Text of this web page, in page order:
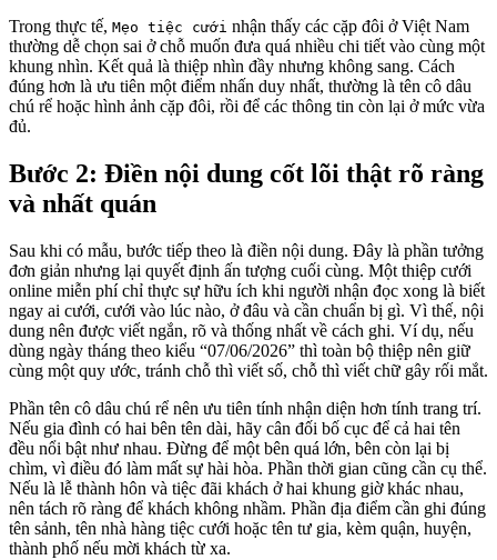
Trong thực tế, Mẹo tiệc cưới nhận thấy các cặp đôi ở Việt Nam
thường dễ chọn sai ở chỗ muốn đưa quá nhiều chi tiết vào cùng một
khung nhìn. Kết quả là thiệp nhìn đầy nhưng không sang. Cách
đúng hơn là ưu tiên một điểm nhấn duy nhất, thường là tên cô dâu
chú rể hoặc hình ảnh cặp đôi, rồi để các thông tin còn lại ở mức vừa
đủ.
Bước 2: Điền nội dung cốt lõi thật rõ ràng
và nhất quán
Sau khi có mẫu, bước tiếp theo là điền nội dung. Đây là phần tưởng
đơn giản nhưng lại quyết định ấn tượng cuối cùng. Một thiệp cưới
online miễn phí chỉ thực sự hữu ích khi người nhận đọc xong là biết
ngay ai cưới, cưới vào lúc nào, ở đâu và cần chuẩn bị gì. Vì thế, nội
dung nên được viết ngắn, rõ và thống nhất về cách ghi. Ví dụ, nếu
dùng ngày tháng theo kiểu “07/06/2026” thì toàn bộ thiệp nên giữ
cùng một quy ước, tránh chỗ thì viết số, chỗ thì viết chữ gây rối mắt.
Phần tên cô dâu chú rể nên ưu tiên tính nhận diện hơn tính trang trí.
Nếu gia đình có hai bên tên dài, hãy cân đối bố cục để cả hai tên
đều nổi bật như nhau. Đừng để một bên quá lớn, bên còn lại bị
chìm, vì điều đó làm mất sự hài hòa. Phần thời gian cũng cần cụ thể.
Nếu là lễ thành hôn và tiệc đãi khách ở hai khung giờ khác nhau,
nên tách rõ ràng để khách không nhầm. Phần địa điểm cần ghi đúng
tên sảnh, tên nhà hàng tiệc cưới hoặc tên tư gia, kèm quận, huyện,
thành phố nếu mời khách từ xa.